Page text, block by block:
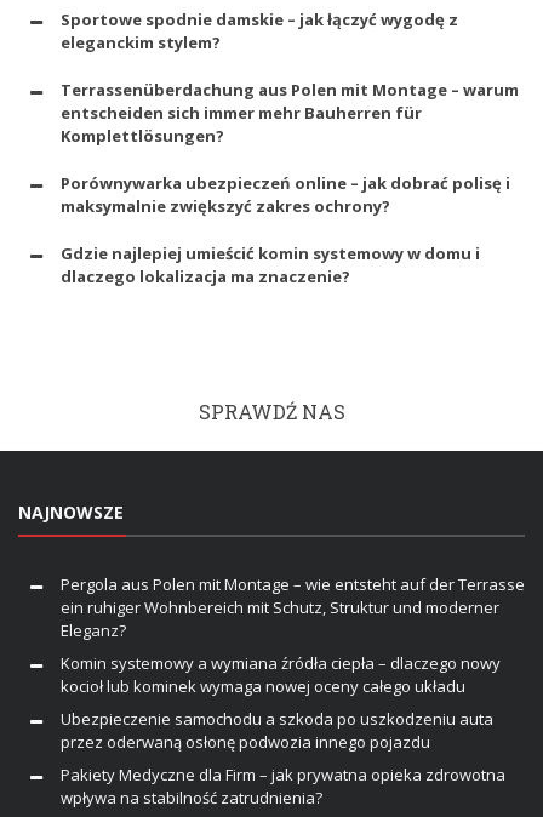
Sportowe spodnie damskie – jak łączyć wygodę z
eleganckim stylem?
Terrassenüberdachung aus Polen mit Montage – warum
entscheiden sich immer mehr Bauherren für
Komplettlösungen?
Porównywarka ubezpieczeń online – jak dobrać polisę i
maksymalnie zwiększyć zakres ochrony?
Gdzie najlepiej umieścić komin systemowy w domu i
dlaczego lokalizacja ma znaczenie?
SPRAWDŹ NAS
NAJNOWSZE
Pergola aus Polen mit Montage – wie entsteht auf der Terrasse
ein ruhiger Wohnbereich mit Schutz, Struktur und moderner
Eleganz?
Komin systemowy a wymiana źródła ciepła – dlaczego nowy
kocioł lub kominek wymaga nowej oceny całego układu
Ubezpieczenie samochodu a szkoda po uszkodzeniu auta
przez oderwaną osłonę podwozia innego pojazdu
Pakiety Medyczne dla Firm – jak prywatna opieka zdrowotna
wpływa na stabilność zatrudnienia?